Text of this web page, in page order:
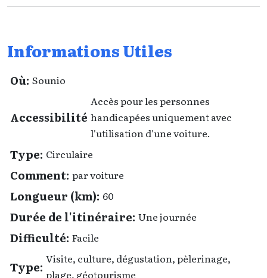
Informations Utiles
Où: Sounio
Accessibilité
Accès pour les personnes
handicapées uniquement avec
l'utilisation d'une voiture.
Type: Circulaire
Comment: par voiture
Longueur (km): 60
Durée de l'itinéraire: Une journée
Difficulté: Facile
Type:
Visite, culture, dégustation, pèlerinage,
plage, géotourisme